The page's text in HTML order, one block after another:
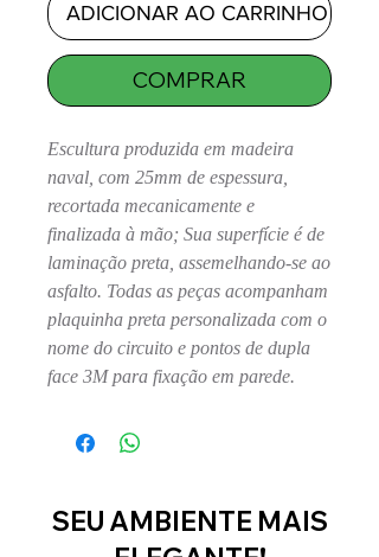
ADICIONAR AO CARRINHO
COMPRAR
Escultura produzida em madeira
naval, com 25mm de espessura,
recortada mecanicamente e
finalizada à mão; Sua superfície é de
laminação preta, assemelhando-se ao
asfalto. Todas as peças acompanham
plaquinha preta personalizada com o
nome do circuito e pontos de dupla
face 3M para fixação em parede.
SEU AMBIENTE MAIS